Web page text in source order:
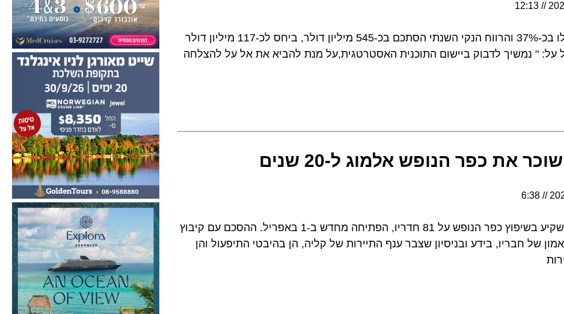
12:13
ההכנסות ב- 2024 עלו בכ-37% והרווח הנקי השנתי הסתכם בכ-545 מיליון דולר, ביחס לכ-117 מיליון דולר
אל על: " נמשיך לדבוק ביישום התוכנית האסטרטגית,על מנת להביא את אל על להצלחה
את כפר הנופש אלמוג ל-20 שנים
6:38
ענף התיירות קליה תשקיע בשיפוץ כפר הנופש על 81 חדריו, הפתיחה מחדש ב-1 באפריל. ההסכם עם קיבוץ
חבריו, בידע ובניסיון שצבר ענף התיירות של קליה, הן בהיבטי התיפעול והן